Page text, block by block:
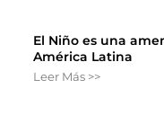
El Niño es una
América Latina
Leer Más >>